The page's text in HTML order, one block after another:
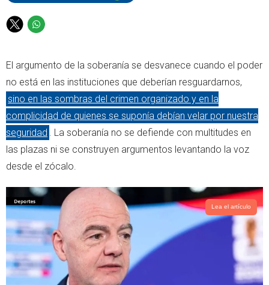
T
t
t
e
r
W
t
s
a
p
p
El argumento de la soberanía se desvanece cuando el poder
no está en las instituciones que deberían resguardarnos,
sino en las sombras del crimen organizado y en la
complicidad de quienes se suponía debían velar por nuestra
seguridad . La soberanía no se defiende con multitudes en
las plazas ni se construyen argumentos levantando la voz
desde el zócalo.
Lea el artículo